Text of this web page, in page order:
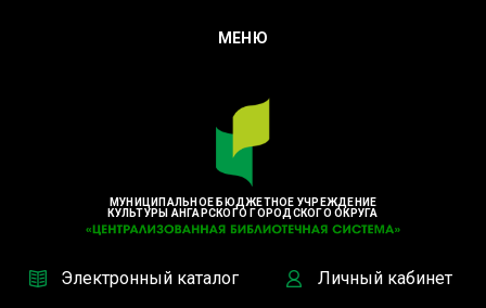
МУНИЦИПАЛЬНОЕ БЮДЖЕТНОЕ УЧРЕЖДЕНИЕ
КУЛЬТУРЫ АНГАРСКОГО ГОРОДСКОГО ОКРУГА
Электронный каталог Личный кабинет
МЕНЮ